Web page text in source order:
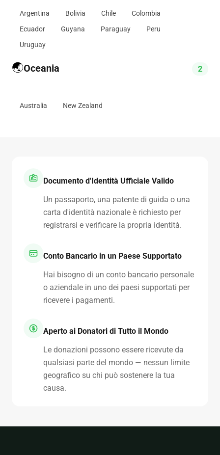
Argentina Bolivia Chile
Colombia
Ecuador
Guyana Paraguay
Peru
Uruguay
🌏Oceania 2
Australia New Zealand
Documento d'Identità Ufficiale Valido
Un passaporto, una patente di guida o una
carta d'identità nazionale è richiesto per
registrarsi e verificare la propria identità.
Conto Bancario in un Paese Supportato
Hai bisogno di un conto bancario personale
o aziendale in uno dei paesi supportati per
ricevere i pagamenti.
Aperto ai Donatori di Tutto il Mondo
Le donazioni possono essere ricevute da
qualsiasi parte del mondo — nessun limite
geografico su chi può sostenere la tua
causa.